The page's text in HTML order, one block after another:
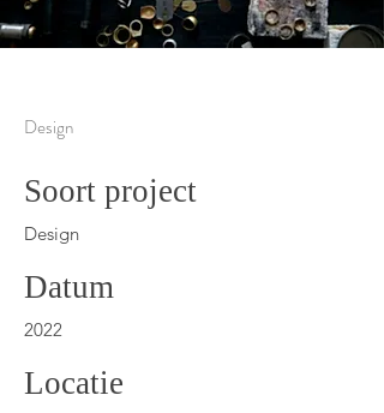
Design
Soort project
Design
Datum
2022
Locatie